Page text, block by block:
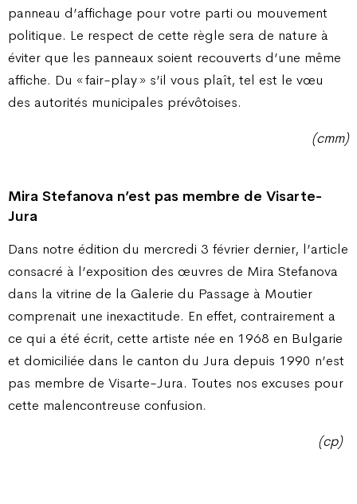
panneau d’affichage pour votre parti ou mouvement
politique. Le respect de cette règle sera de nature à
éviter que les panneaux soient recouverts d’une même
affiche. Du « fair-play » s’il vous plaît, tel est le vœu
des autorités municipales prévôtoises.
(cmm)
Mira Stefanova n’est pas membre de Visarte-
Jura
Dans notre édition du mercredi 3 février dernier, l’article
consacré à l’exposition des œuvres de Mira Stefanova
dans la vitrine de la Galerie du Passage à Moutier
comprenait une inexactitude. En effet, contrairement a
ce qui a été écrit, cette artiste née en 1968 en Bulgarie
et domiciliée dans le canton du Jura depuis 1990 n’est
pas membre de Visarte-Jura. Toutes nos excuses pour
cette malencontreuse confusion.
(cp)